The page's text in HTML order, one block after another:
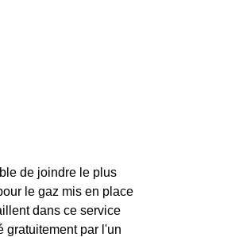
de joindre le plus
le gaz mis en place
dans ce service
gratuitement par l'un